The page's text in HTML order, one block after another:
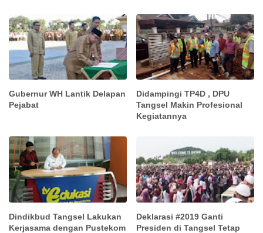
Gubernur WH Lantik Delapan
Pejabat
Didampingi TP4D , DPU
Tangsel Makin Profesional
Kegiatannya
Dindikbud Tangsel Lakukan
Kerjasama dengan Pustekom
Deklarasi #2019 Ganti
Presiden di Tangsel Tetap